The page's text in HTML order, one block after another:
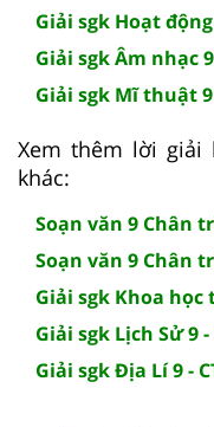
Giải sgk Hoạt
Giải sgk Âm nhạc
Giải sgk Mĩ thuật 9
Xem thêm lời giải
khác:
Soạn văn 9 Chân
Soạn văn 9 Chân
Giải sgk Khoa học
Giải sgk Lịch Sử 9 -
Giải sgk Địa Lí 9 -